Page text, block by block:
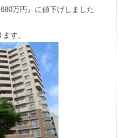
万円』に値下げしました
す。